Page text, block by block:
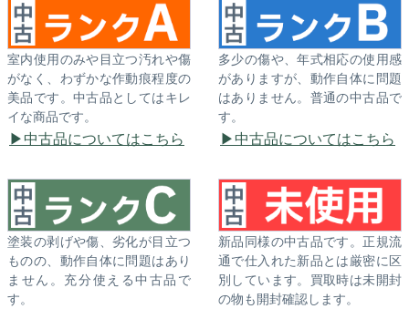
室内使用のみや目立つ汚れや傷
がなく、わずかな作動痕程度の
美品です。中古品としてはキレ
イな商品です。
中古品についてはこちら
多少の傷や、年式相応の使用感
がありますが、動作自体に問題
はありません。普通の中古品で
す。
中古品についてはこちら
塗装の剥げや傷、劣化が目立つ
ものの、動作自体に問題はあり
ません。充分使える中古品で
す。
新品同様の中古品です。正規流
通で仕入れた新品とは厳密に区
別しています。買取時は未開封
の物も開封確認します。